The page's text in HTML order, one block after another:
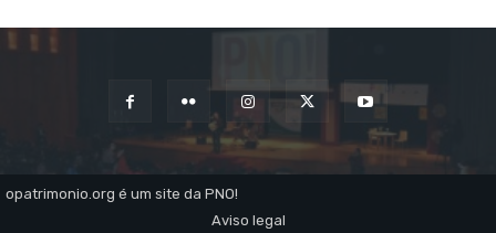
opatrimonio.org é um site da PNO!
Aviso legal